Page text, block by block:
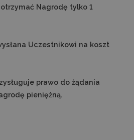
Nagrodę tylko 1
Uczestnikowi na koszt
prawo do żądania
pieniężną.